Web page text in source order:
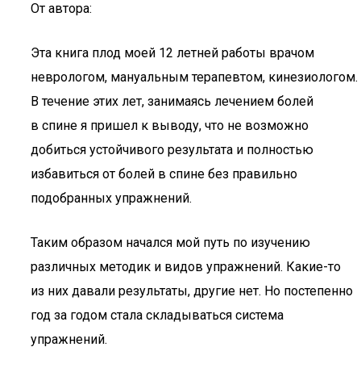
От автора:
Эта книга плод моей 12 летней работы врачом
неврологом, мануальным терапевтом, кинезиологом.
В течение этих лет, занимаясь лечением болей
в спине я пришел к выводу, что не возможно
добиться устойчивого результата и полностью
избавиться от болей в спине без правильно
подобранных упражнений.
Таким образом начался мой путь по изучению
различных методик и видов упражнений. Какие-то
из них давали результаты, другие нет. Но постепенно
год за годом стала складываться система
упражнений.